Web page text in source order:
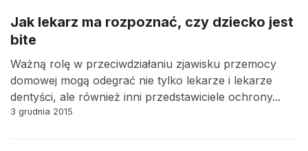
Jak lekarz ma rozpoznać, czy dziecko jest
bite
Ważną rolę w przeciwdziałaniu zjawisku przemocy
domowej mogą odegrać nie tylko lekarze i lekarze
dentyści, ale również inni przedstawiciele ochrony...
3 grudnia 2015